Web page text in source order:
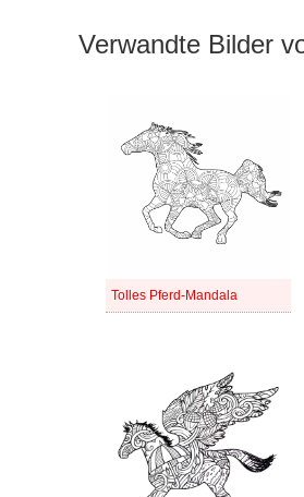
Verwandte Bilder
Tolles Pferd-Mandala